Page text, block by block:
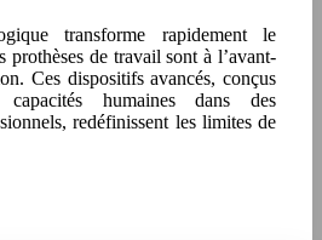
transforme rapidement le
prothèses de travail sont à l’avant-
Ces dispositifs avancés, conçus
humaines dans des
redéfinissent les limites de